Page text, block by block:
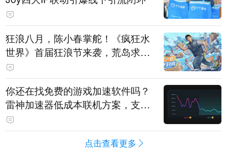
狂浪八月，陈小春掌舵！《疯狂水
世界》首届狂浪节来袭，荒岛求生
直播即将开启
你还在找免费的游戏加速软件吗？
雷神加速器低成本联机方案，支持
免费试用
点击查看更多